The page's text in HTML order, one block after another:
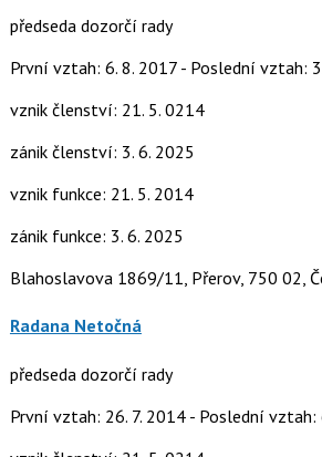
předseda dozorčí rady
První vztah: 6. 8. 2017 - Poslední vztah:
vznik členství: 21. 5. 0214
zánik členství: 3. 6. 2025
vznik funkce: 21. 5. 2014
zánik funkce: 3. 6. 2025
Blahoslavova 1869/11, Přerov, 750 02,
Radana Netočná
předseda dozorčí rady
První vztah: 26. 7. 2014 - Poslední vztah: